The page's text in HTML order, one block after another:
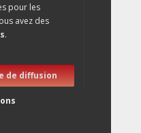
pour les
avez des
.
de diffusion